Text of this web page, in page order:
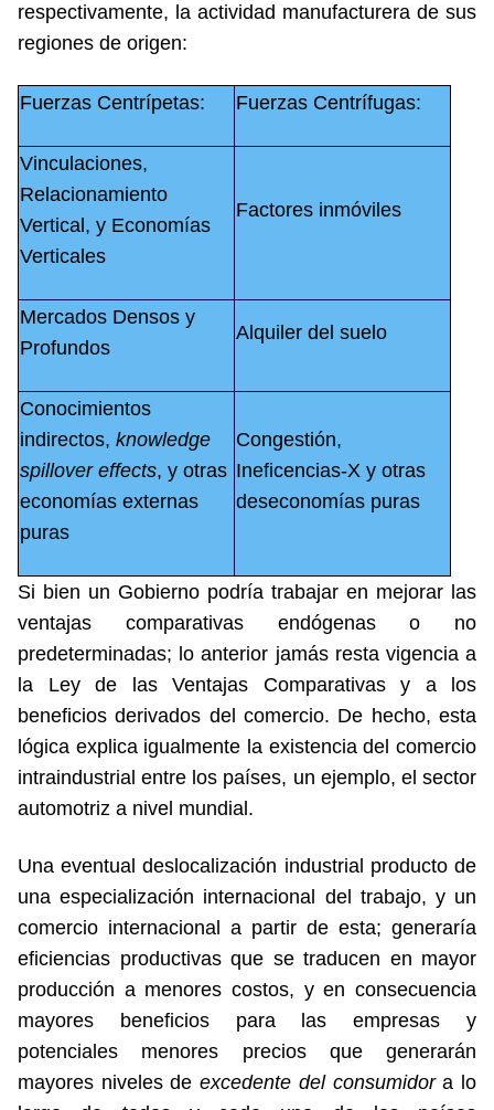
respectivamente, la actividad manufacturera de sus
regiones de origen:
Fuerzas Centrípetas: Fuerzas Centrífugas:
Vinculaciones,
Relacionamiento
Vertical, y Economías
Verticales
Factores inmóviles
Mercados Densos y
Profundos
Alquiler del suelo
Conocimientos
indirectos, knowledge
spillover effects, y otras
economías externas
puras
Congestión,
Ineficencias-X y otras
deseconomías puras
Si bien un Gobierno podría trabajar en mejorar las
ventajas comparativas endógenas o no
predeterminadas; lo anterior jamás resta vigencia a
la Ley de las Ventajas Comparativas y a los
beneficios derivados del comercio. De hecho, esta
lógica explica igualmente la existencia del comercio
intraindustrial entre los países, un ejemplo, el sector
automotriz a nivel mundial.
Una eventual deslocalización industrial producto de
una especialización internacional del trabajo, y un
comercio internacional a partir de esta; generaría
eficiencias productivas que se traducen en mayor
producción a menores costos, y en consecuencia
mayores beneficios para las empresas y
potenciales menores precios que generarán
mayores niveles deexcedente del consumidora lo